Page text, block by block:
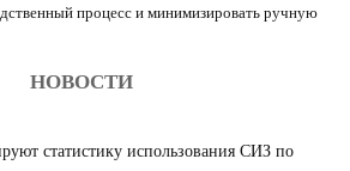
процесс и минимизировать ручную
НОВОСТИ